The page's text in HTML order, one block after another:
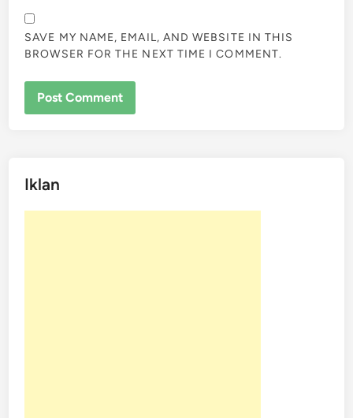
SAVE MY NAME, EMAIL, AND WEBSITE IN THIS
BROWSER FOR THE NEXT TIME I COMMENT.
Iklan